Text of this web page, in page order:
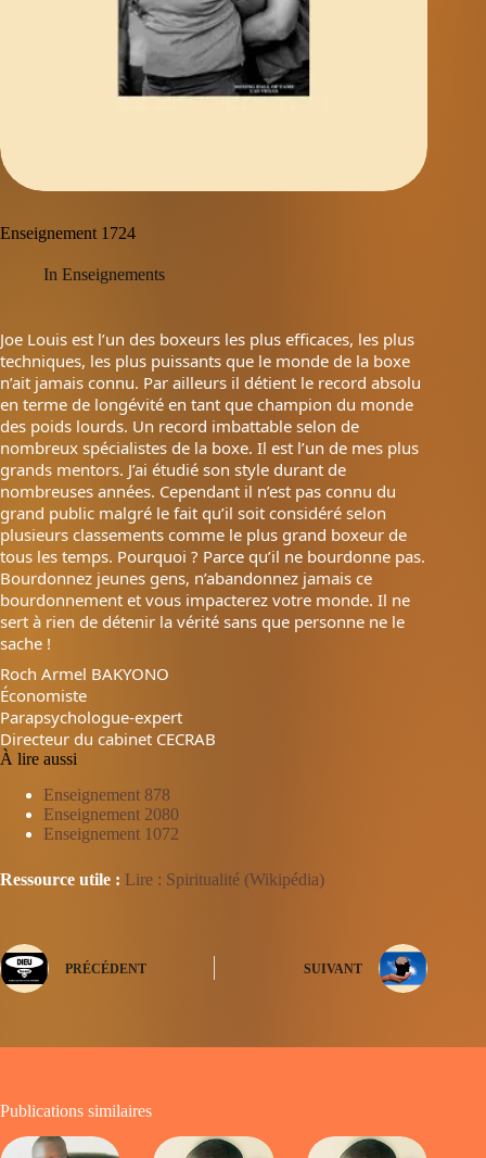
Enseignement 1724
In Enseignements
Joe Louis est l’un des boxeurs les plus efficaces, les plus
techniques, les plus puissants que le monde de la boxe
n’ait jamais connu. Par ailleurs il détient le record absolu
en terme de longévité en tant que champion du monde
des poids lourds. Un record imbattable selon de
nombreux spécialistes de la boxe. Il est l’un de mes plus
grands mentors. J’ai étudié son style durant de
nombreuses années. Cependant il n’est pas connu du
grand public malgré le fait qu’il soit considéré selon
plusieurs classements comme le plus grand boxeur de
tous les temps. Pourquoi ? Parce qu’il ne bourdonne pas.
Bourdonnez jeunes gens, n’abandonnez jamais ce
bourdonnement et vous impacterez votre monde. Il ne
sert à rien de détenir la vérité sans que personne ne le
sache !
Roch Armel BAKYONO
Économiste
Parapsychologue-expert
Directeur du cabinet CECRAB
À lire aussi
Enseignement 878
Enseignement 2080
Enseignement 1072
Ressource utile : Lire : Spiritualité (Wikipédia)
PRÉCÉDENT SUIVANT
Publications similaires